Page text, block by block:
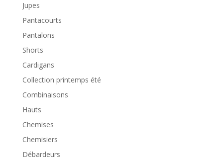
Jupes
Pantacourts
Pantalons
Shorts
Cardigans
Collection printemps été
Combinaisons
Hauts
Chemises
Chemisiers
Débardeurs